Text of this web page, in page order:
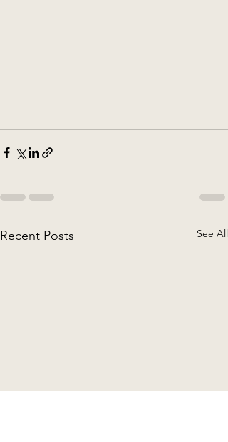
Recent Posts See All